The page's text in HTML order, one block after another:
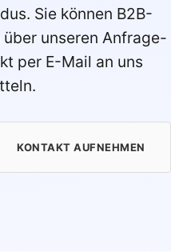
Sie können B2B-
unseren Anfrage-
per E-Mail an uns
KONTAKT AUFNEHMEN